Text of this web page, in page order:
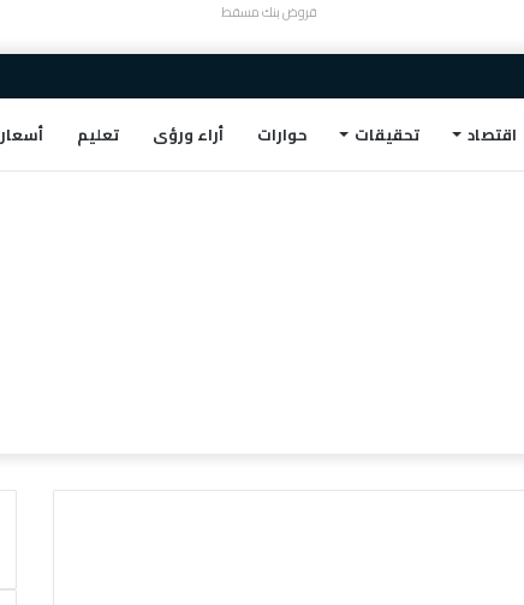
قروض بنك مسقط
اقتصاد تحقيقات حوارات أراء ورؤى تعليم أسعار